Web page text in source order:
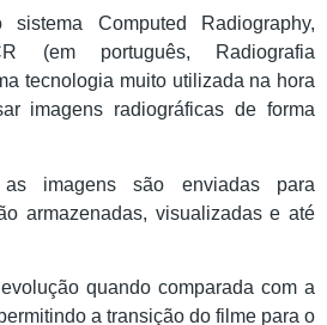
Computed Radiography,
(em português, Radiografia
tecnologia muito utilizada na hora
imagens radiográficas de forma
imagens são enviadas para
armazenadas, visualizadas e até
quando comparada com a
a transição do filme para o